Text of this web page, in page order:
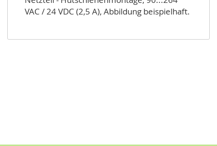
VAC / 24 VDC (2,5 A), Abbildung beispielhaft.